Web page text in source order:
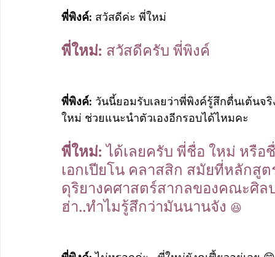
พี่พิงค์: สวัสดีค่ะ พี่ใหม่
พี่ใหม่: สวัสดีครับ พี่พิงค์
พี่พิงค์: วันนี้ยอมรับเลยว่าพี่พิงค์รู้สึกตื่นเต้น
ใหม่ ช่วยแนะนำตัวเองอีกรอบได้ไหมคะ
พี่ใหม่: ได้เลยครับ พี่ชื่อ ใหม่ หรือ
เอกเปียโน คลาสสิก สมัยที่หลักสูต
ดุริยางคศาสตร์สากลของคณะศิล
ฮ่า..ทำไมรู้สึกว่ามันนานจัง 😆